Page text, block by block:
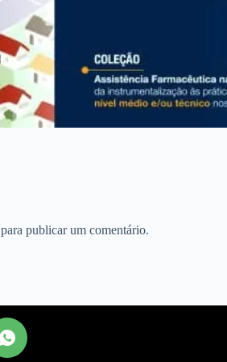
para publicar um comentário.